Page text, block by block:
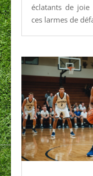
éclatants de
ces larmes de